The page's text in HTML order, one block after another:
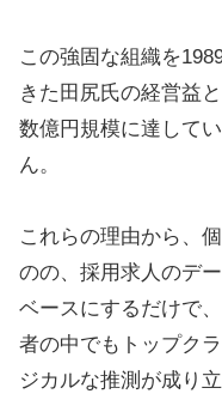
この強固な組織を
きた田尻氏の経営益
数億円規模に達して
ん。
これらの理由から、
のの、採用求人のデ
ベースにするだけで
者の中でもトップク
ジカルな推測が成り立